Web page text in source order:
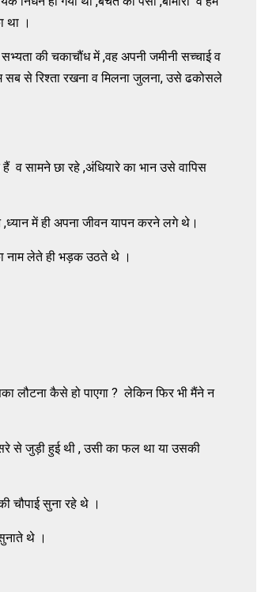
था ।
की चकाचौंध में ,वह अपनी जमीनी सच्चाई व
सब से रिश्ता रखना व मिलना जुलना, उसे ढकोसले
सामने छा रहे ,अंधियारे का भान उसे वापिस
,ध्यान में ही अपना जीवन यापन करने लगे थे।
नाम लेते ही भड़क उठते थे ।
लौटना कैसे हो पाएगा ? लेकिन फिर भी मैंने न
से जुड़ी हुई थी , उसी का फल था या उसकी
चौपाई सुना रहे थे ।
थे ।